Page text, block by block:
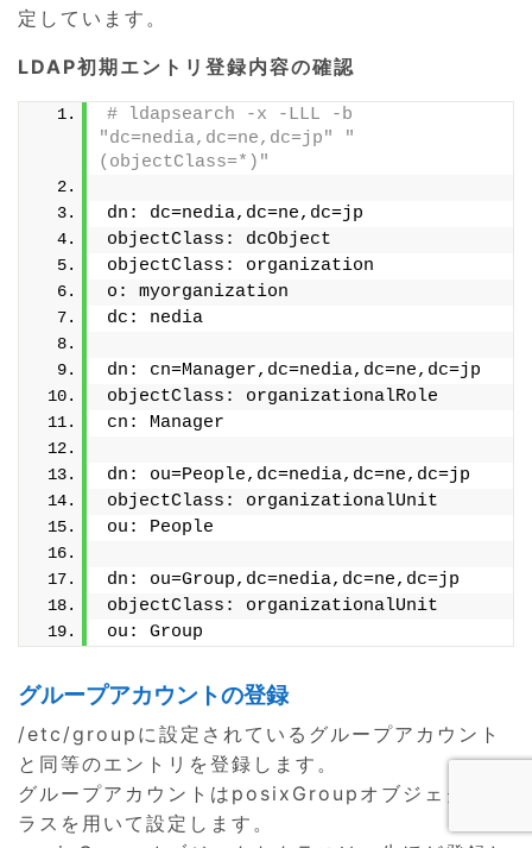
定しています。
LDAP初期エントリ登録内容の確認
# ldapsearch -x -LLL -b
"dc=nedia,dc=ne,dc=jp" "
(objectClass=*)"
dn: dc=nedia,dc=ne,dc=jp
objectClass: dcObject
objectClass: organization
o: myorganization
dc: nedia
dn: cn=Manager,dc=nedia,dc=ne,dc=jp
objectClass: organizationalRole
cn: Manager
dn: ou=People,dc=nedia,dc=ne,dc=jp
objectClass: organizationalUnit
ou: People
dn: ou=Group,dc=nedia,dc=ne,dc=jp
objectClass: organizationalUnit
ou: Group
グループアカウントの登録
/etc/groupに設定されているグループアカウント
と同等のエントリを登録します。
グループアカウントはposixGroupオブジェクトク
ラスを用いて設定します。